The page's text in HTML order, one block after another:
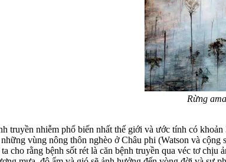
Rừng
truyền nhiễm phổ biến nhất thế giới và ước tính có
vùng nông thôn nghèo ở Châu phi (Watson và
cho rằng bệnh sốt rét là căn bệnh truyền qua véc tơ